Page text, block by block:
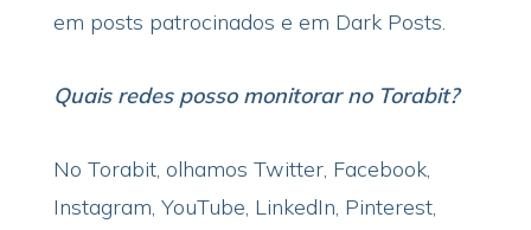
em posts patrocinados e em Dark Posts.
Quais redes posso monitorar no Torabit?
No Torabit, olhamos Twitter, Facebook,
Instagram, YouTube, LinkedIn, Pinterest,